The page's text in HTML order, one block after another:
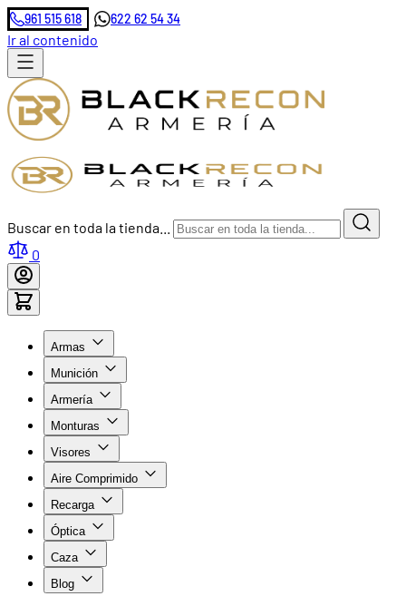
961 515 618 622 62 54 34
Ir al contenido
Buscar en toda la tienda...
0
Armas
Munición
Armería
Monturas
Visores
Aire Comprimido
Recarga
Óptica
Caza
Blog